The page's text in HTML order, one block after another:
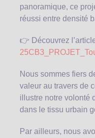
panoramique, ce
réussi entre densité
👉 Découvrez
Nous sommes fiers
valeur au travers de
illustre notre volonté
dans le tissu urbain
Par ailleurs, nous